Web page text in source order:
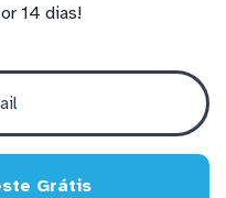
14 dias!
Grátis